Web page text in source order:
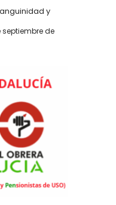
y
septiembre de